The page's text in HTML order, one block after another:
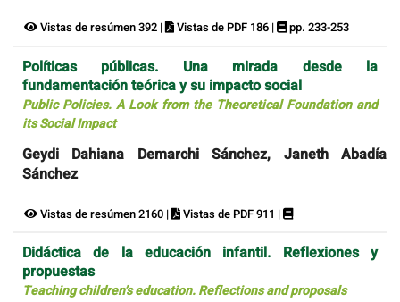
Vistas de resúmen 392 | Vistas de PDF 186 | pp. 233-253
Políticas públicas. Una mirada desde la
fundamentación teórica y su impacto social
Public Policies. A Look from the Theoretical Foundation and
its Social Impact
Geydi Dahiana Demarchi Sánchez, Janeth Abadía
Sánchez
Vistas de resúmen 2160 | Vistas de PDF 911 |
Didáctica de la educación infantil. Reflexiones y
propuestas
Teaching children’s education. Reflections and proposals